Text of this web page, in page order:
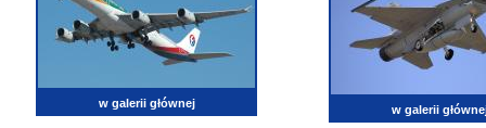
w galerii głównej w galerii